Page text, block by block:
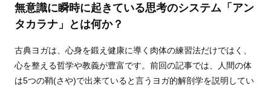
無意識に瞬時に起きている思考のシステム「アン
タカラナ」とは何か？
古典ヨガは、心身を鍛え健康に導く肉体の練習法だけではく、
心を整える哲学や教義が豊富です。前回の記事では、人間の体
は5つの鞘(さや)で出来ていると言うヨガ的解剖学を説明してい